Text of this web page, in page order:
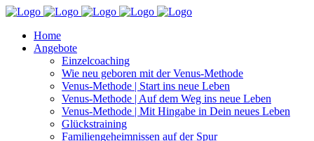
Home
Angebote
Einzelcoaching
Wie neu geboren mit der Venus-Methode
Venus-Methode | Start ins neue Leben
Venus-Methode | Auf dem Weg ins neue Leben
Venus-Methode | Mit Hingabe in Dein neues Leben
Glückstraining
Familiengeheimnissen auf der Spur